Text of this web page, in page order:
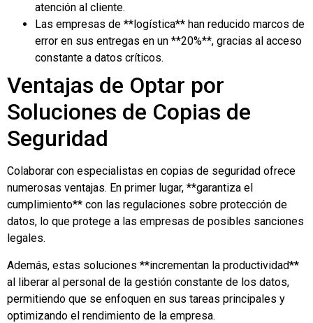
atención al cliente.
Las empresas de **logística** han reducido marcos de
error en sus entregas en un **20%**, gracias al acceso
constante a datos críticos.
Ventajas de Optar por
Soluciones de Copias de
Seguridad
Colaborar con especialistas en copias de seguridad ofrece
numerosas ventajas. En primer lugar, **garantiza el
cumplimiento** con las regulaciones sobre protección de
datos, lo que protege a las empresas de posibles sanciones
legales.
Además, estas soluciones **incrementan la productividad**
al liberar al personal de la gestión constante de los datos,
permitiendo que se enfoquen en sus tareas principales y
optimizando el rendimiento de la empresa.